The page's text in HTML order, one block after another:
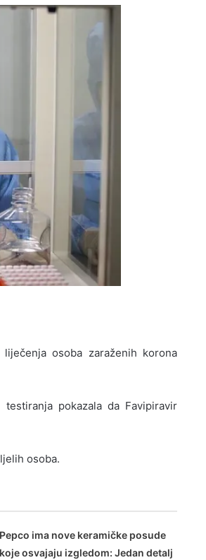
osoba zaraženih korona
pokazala da Favipiravir
osoba.
Pepco ima nove keramičke posude
koje osvajaju izgledom: Jedan detalj